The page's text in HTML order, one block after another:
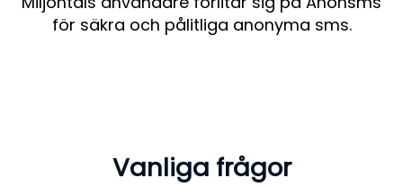
för säkra och pålitliga anonyma sms.
Vanliga frågor